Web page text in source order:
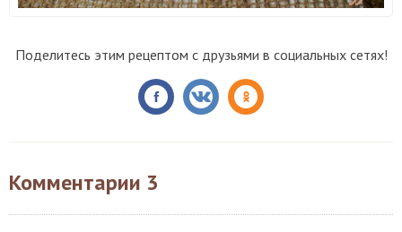
Поделитесь этим рецептом с друзьями в социальных сетях!
Комментарии 3